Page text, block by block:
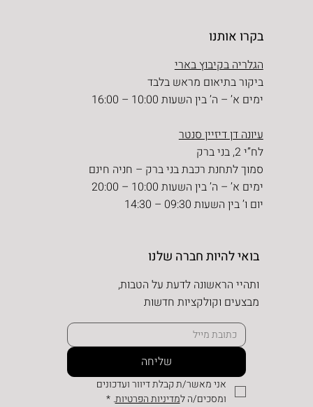
בקרו אותנו
הגלריה בקיבוץ בארי
ביקור בתיאום מראש בלבד
ימים א’ – ה’ בין השעות 10:00 – 16:00
עיונה דן דיזיין סנטר
לח”י 2, בני ברק
סמוך לתחנת רכבת בני ברק – חניה חינם
ימים א’ – ה’ בין השעות 10:00 – 20:00
יום ו’ בין השעות 09:30 – 14:30
בואי להיות חברה שלנו
ותהיי הראשונה לדעת על הטבות,
מבצעים וקולקציות חדשות
שליחה
ומסכים/ה למדיניות הפרטיות.
*